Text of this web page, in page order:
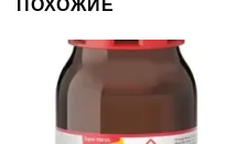
ПОХОЖИЕ